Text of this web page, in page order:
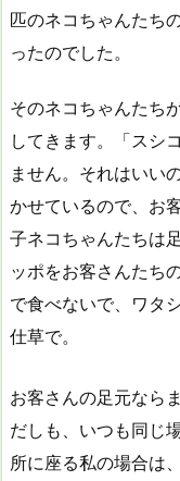
匹のネコちゃんたち
ったのでした。
そのネコちゃんたち
してきます。「スシ
ません。それはいい
かせているので、お
子ネコちゃんたちは
ッポをお客さんたち
で食べないで、ワタ
仕草で。
お客さんの足元ならま
だしも、いつも同じ
所に座る私の場合は、